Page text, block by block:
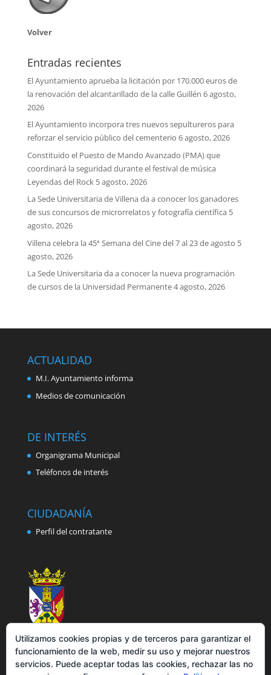
Volver
Entradas recientes
El Ayuntamiento aprueba la licitación por 170.000 euros de
la renovación del alcantarillado de la calle Guillén 6 agosto,
2026
El Ayuntamiento incorpora tres nuevos sepultureros para
reforzar el servicio público del cementerio 6 agosto, 2026
Constituido el Puesto de Mando Avanzado (PMA) que
coordinará la seguridad durante el festival de música
Leyendas del Rock 5 agosto, 2026
La Sede Universitaria de Villena da a conocer los ganadores
de sus concursos de microrrelatos y fotografía científica 5
agosto, 2026
Villena celebra la 45ª Semana del Cine del 7 al 23 de agosto 5
agosto, 2026
La Sede Universitaria da a conocer la nueva programación
de cursos de la Universidad Permanente4 agosto, 2026
ACTUALIDAD
M.I. Ayuntamiento informa
Medios de comunicación
DE INTERÉS
Organigrama Municipal
Teléfonos de interés
CIUDADANÍA
Perfil del contratante
Utilizamos cookies propias y de terceros para garantizar el
funcionamiento de la web, medir su uso y mejorar nuestros
servicios. Puede aceptar todas las cookies, rechazar las no